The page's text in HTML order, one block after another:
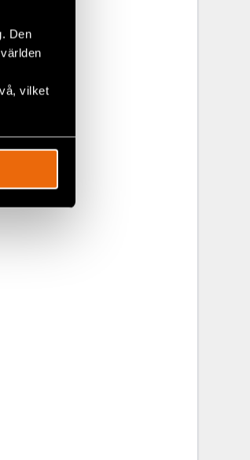
Den
vilket